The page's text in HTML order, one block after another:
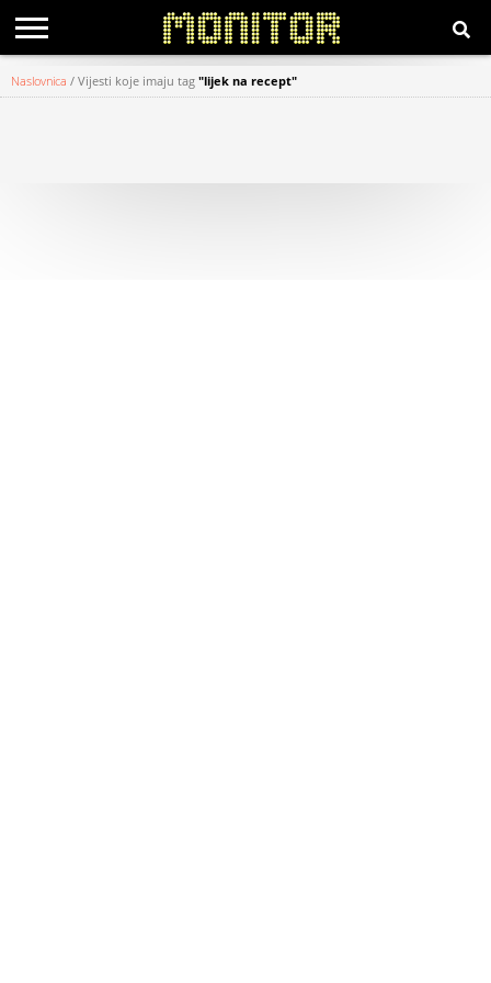
KATEGORIJE
Naslovnica / Vijesti koje imaju tag "lijek na recept"